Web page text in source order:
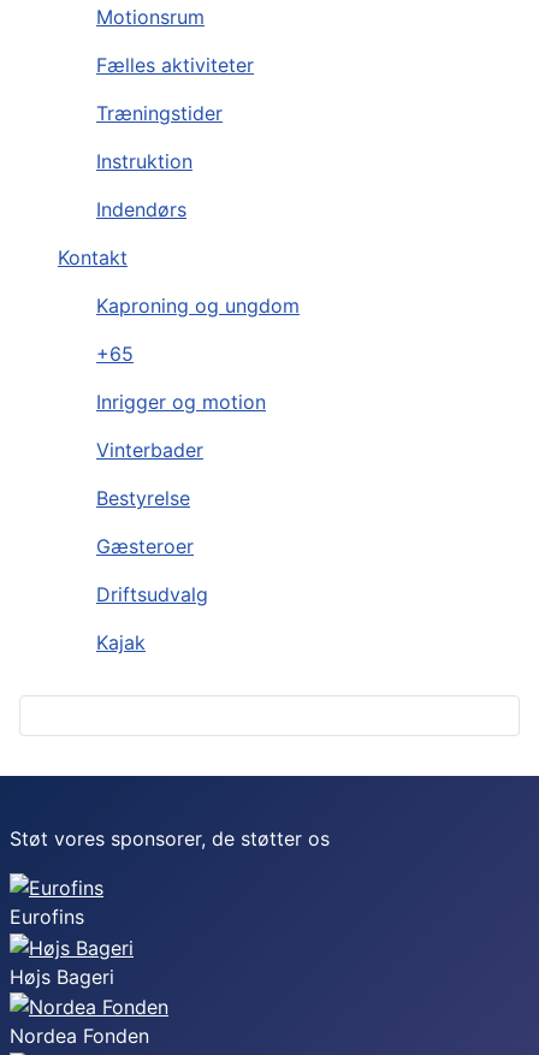
Motionsrum
Fælles aktiviteter
Træningstider
Instruktion
Indendørs
Kontakt
Kaproning og ungdom
+65
Inrigger og motion
Vinterbader
Bestyrelse
Gæsteroer
Driftsudvalg
Kajak
Støt vores sponsorer, de støtter os
Eurofins
Højs Bageri
Nordea Fonden